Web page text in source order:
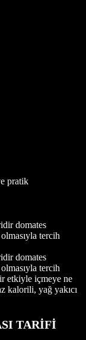
pratik
domates
tercih
domates
tercih
etkiyle içmeye ne
kalorili, yağ yakıcı
TARİFİ